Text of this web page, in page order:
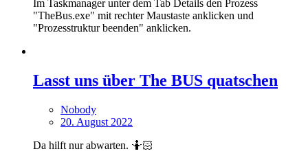
Im Taskmanager unter dem Tab Details den Prozess
"TheBus.exe" mit rechter Maustaste anklicken und
"Prozesstruktur beenden" anklicken.
Lasst uns über The BUS quatschen
Nobody
20. August 2022
Da hilft nur abwarten. 🤷🏻